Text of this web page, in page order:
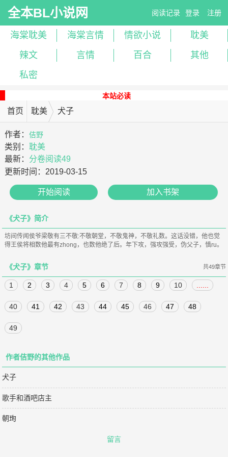
全本BL小说网 阅读记录 登录 注册
海棠耽美 海棠言情 情欲小说
耽美
辣文
言情 百合
其他
私密
本站必读
首页 耽美 犬子
作者：佶野
类别：耽美
最新： 分卷阅读49
更新时间： 2019-03-15
开始阅读 加入书架
《犬子》简介
坊间传闻侯爷梁敬有三不敬:不敬朝堂，不敬鬼神，不敬礼数。这话没错，他也觉
得王侯将相数他最有zhong，也数他绝了后。年下攻，强攻强受，伪父子，慎ru。
《犬子》章节 共49章节
1 2 3 4 5 6 7 8 9 10
40 41 42 43 44 45 46 47 48
49
作者佶野的其他作品
犬子
歌手和酒吧店主
朝珣
留言